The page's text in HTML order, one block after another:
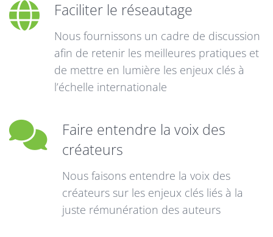
Faciliter le réseautage
Nous fournissons un cadre de discussion
afin de retenir les meilleures pratiques et
de mettre en lumière les enjeux clés à
l’échelle internationale
Faire entendre la voix des
créateurs
Nous faisons entendre la voix des
créateurs sur les enjeux clés liés à la
juste rémunération des auteurs